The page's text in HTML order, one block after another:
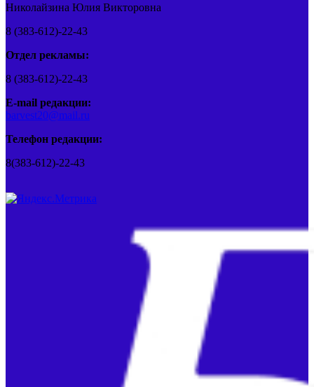
Николайзина Юлия Викторовна
8 (383-612)-22-43
Отдел рекламы:
8 (383-612)-22-43
E-mail редакции:
barvest20@mail.ru
Телефон редакции:
8(383-612)-22-43